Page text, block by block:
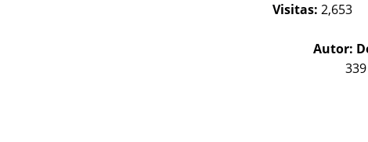
Visitas: 2,653
Autor: